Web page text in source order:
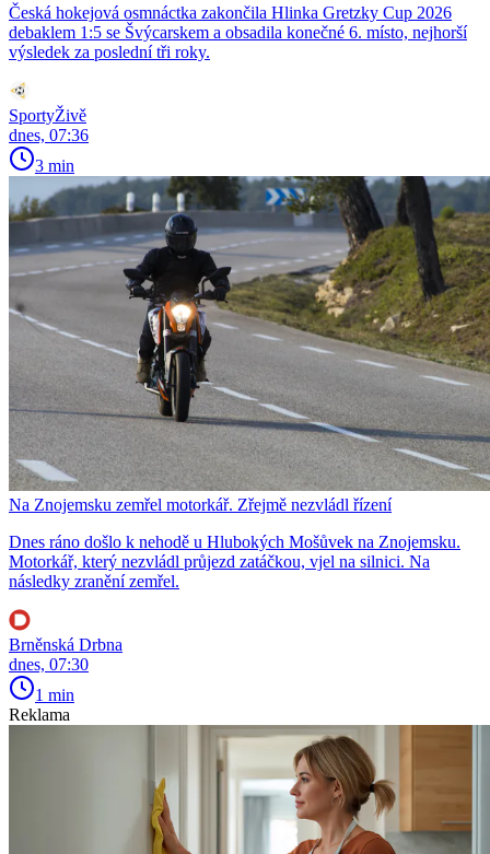
Česká hokejová osmnáctka zakončila Hlinka Gretzky Cup 2026
debaklem 1:5 se Švýcarskem a obsadila konečné 6. místo, nejhorší
výsledek za poslední tři roky.
SportyŽivě
dnes, 07:36
3 min
Na Znojemsku zemřel motorkář. Zřejmě nezvládl řízení
Dnes ráno došlo k nehodě u Hlubokých Mošůvek na Znojemsku.
Motorkář, který nezvládl průjezd zatáčkou, vjel na silnici. Na
následky zranění zemřel.
Brněnská Drbna
dnes, 07:30
1 min
Reklama